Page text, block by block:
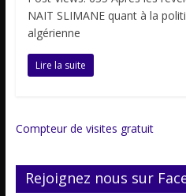
NAIT SLIMANE quant à la
algérienne
Lire la suite
Compteur de visites gratuit
Rejoignez nous sur